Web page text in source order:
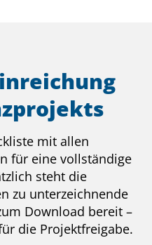
mit allen
für eine vollständige
steht die
zu unterzeichnende
Download bereit –
die Projektfreigabe.